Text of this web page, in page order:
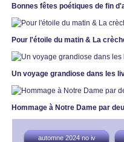
Bonnes fêtes poétiques de fin
Pour l'étoile du matin & La
Un voyage grandiose dans les
Hommage à Notre Dame par
automne 2024 no iv